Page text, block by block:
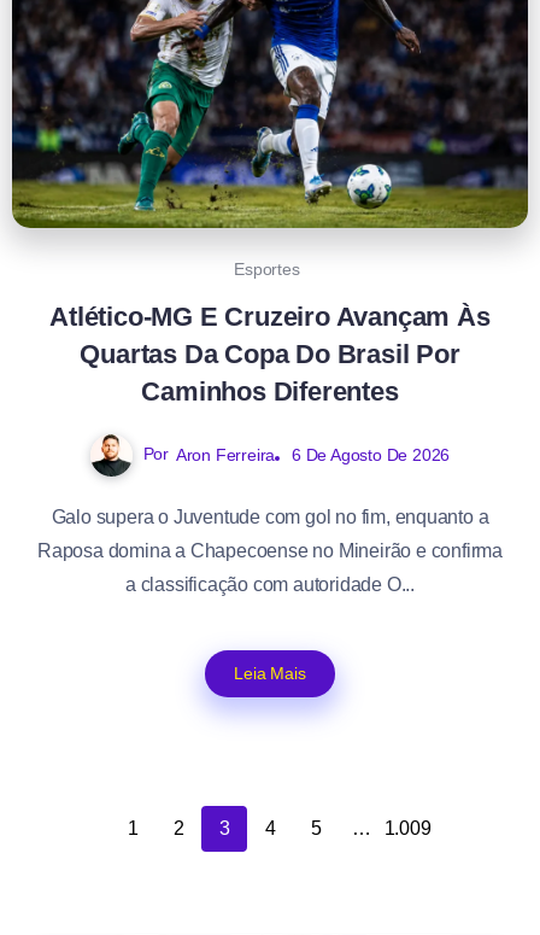
Esportes
Atlético-MG E Cruzeiro Avançam Às
Quartas Da Copa Do Brasil Por
Caminhos Diferentes
Por Aron Ferreira 6 De Agosto De 2026
Galo supera o Juventude com gol no fim, enquanto a
Raposa domina a Chapecoense no Mineirão e confirma
a classificação com autoridade O...
Leia Mais
1 2 3 4 5 … 1.009